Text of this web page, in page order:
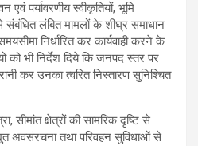
पर्यावरणीय स्वीकृतियों, भूमि
संबंधित लंबित मामलों के शीघ्र समाधान
निर्धारित कर कार्यवाही करने के
को भी निर्देश दिये कि जनपद स्तर पर
कर उनका त्वरित निस्तारण सुनिश्चित
सीमांत क्षेत्रों की सामरिक दृष्टि से
अवसंरचना तथा परिवहन सुविधाओं से